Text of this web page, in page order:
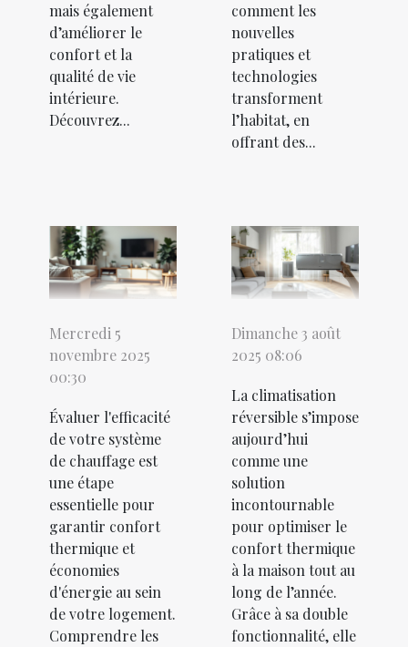
mais également
d’améliorer le
confort et la
qualité de vie
intérieure.
Découvrez...
comment les
nouvelles
pratiques et
technologies
transforment
l’habitat, en
offrant des...
Mercredi 5
novembre 2025
00:30
Évaluer l'efficacité
de votre système
de chauffage est
une étape
essentielle pour
garantir confort
thermique et
économies
d'énergie au sein
de votre logement.
Comprendre les
Dimanche 3 août
2025 08:06
La climatisation
réversible s’impose
aujourd’hui
comme une
solution
incontournable
pour optimiser le
confort thermique
à la maison tout au
long de l’année.
Grâce à sa double
fonctionnalité, elle